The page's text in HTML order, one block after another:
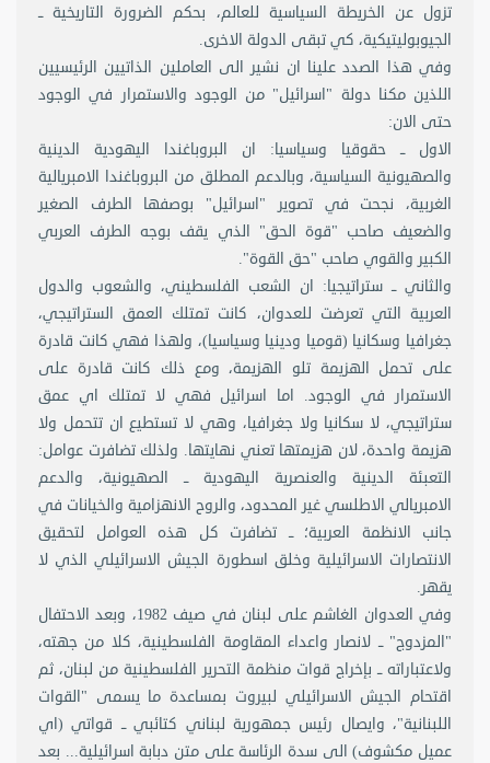
تزول عن الخريطة السياسية للعالم، بحكم الضرورة التاريخية ــ
الجيوبوليتيكية، كي تبقى الدولة الاخرى.
وفي هذا الصدد علينا ان نشير الى العاملين الذاتيين الرئيسيين
اللذين مكنا دولة "اسرائيل" من الوجود والاستمرار في الوجود
حتى الان:
الاول ــ حقوقيا وسياسيا: ان البروباغندا اليهودية الدينية
والصهيونية السياسية، وبالدعم المطلق من البروباغندا الامبريالية
الغربية، نجحت في تصوير "اسرائيل" بوصفها الطرف الصغير
والضعيف صاحب "قوة الحق" الذي يقف بوجه الطرف العربي
الكبير والقوي صاحب "حق القوة".
والثاني ــ ستراتيجيا: ان الشعب الفلسطيني، والشعوب والدول
العربية التي تعرضت للعدوان، كانت تمتلك العمق الستراتيجي،
جغرافيا وسكانيا (قوميا ودينيا وسياسيا)، ولهذا فهي كانت قادرة
على تحمل الهزيمة تلو الهزيمة، ومع ذلك كانت قادرة على
الاستمرار في الوجود. اما اسرائيل فهي لا تمتلك اي عمق
ستراتيجي، لا سكانيا ولا جغرافيا، وهي لا تستطيع ان تتحمل ولا
هزيمة واحدة، لان هزيمتها تعني نهايتها. ولذلك تضافرت عوامل:
التعبئة الدينية والعنصرية اليهودية ــ الصهيونية، والدعم
الامبريالي الاطلسي غير المحدود، والروح الانهزامية والخيانات في
جانب الانظمة العربية؛ ــ تضافرت كل هذه العوامل لتحقيق
الانتصارات الاسرائيلية وخلق اسطورة الجيش الاسرائيلي الذي لا
يقهر.
وفي العدوان الغاشم على لبنان في صيف 1982، وبعد الاحتفال
"المزدوج" ــ لانصار واعداء المقاومة الفلسطينية، كلا من جهته،
ولاعتباراته ــ بإخراج قوات منظمة التحرير الفلسطينية من لبنان، ثم
اقتحام الجيش الاسرائيلي لبيروت بمساعدة ما يسمى "القوات
اللبنانية"، وايصال رئيس جمهورية لبناني كتائبي ــ قواتي (اي
عميل مكشوف) الى سدة الرئاسة على متن دبابة اسرائيلية... بعد